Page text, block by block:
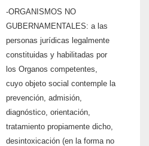
-ORGANISMOS NO
GUBERNAMENTALES: a las
personas jurídicas legalmente
constituidas y habilitadas por
los Organos competentes,
cuyo objeto social contemple la
prevención, admisión,
diagnóstico, orientación,
tratamiento propiamente dicho,
desintoxicación (en la forma no